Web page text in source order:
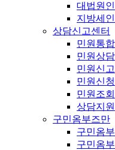
대법원
지방세
상담신고센터
민원통
민원상담
민원신고
민원신청
민원조회
상담지원
구민옴부즈만
구민옴
구민옴